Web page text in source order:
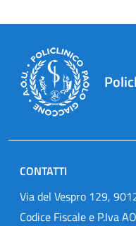
CONTATTI
Via del Vespro 129,
Codice Fiscale e P.Iva